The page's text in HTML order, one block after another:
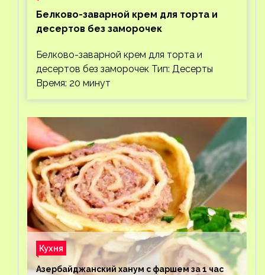
Белково-заварной крем для торта и
десертов без заморочек
Белково-заварной крем для торта и
десертов без заморочек Тип: Десерты
Время: 20 минут
Кухня
Азербайджанский ханум с фаршем за 1 час